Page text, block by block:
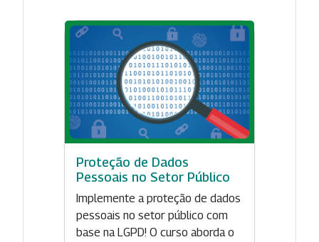
Proteção de Dados
Pessoais no Setor Público
Implemente a proteção de dados
pessoais no setor público com
base na LGPD! O curso aborda o